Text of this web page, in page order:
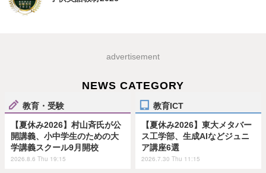
advertisement
NEWS CATEGORY
教育・受験
【夏休み2026】村山斉氏が公
開講義、小中学生のための大
学講義スクール9月開校
2026.8.6 Thu 19:15
教育ICT
【夏休み2026】東大メタバー
ス工学部、生成AIなどジュニ
ア講座6選
2026.7.30 Thu 11:15